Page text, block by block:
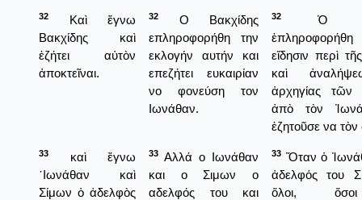
32
Καὶ ἔγνω
Βακχίδης καὶ
ἐζήτει αὐτὸν
ἀποκτεῖναι.
32
Ο Βακχίδης
επληροφορήθη την
εκλογήν αυτήν και
επεζήτει ευκαιρίαν
νο φονεύση τον
Ιωνάθαν.
32
Ὁ
εἴδησιν περὶ
καὶ
ἀρχηγίας τῶν
ἀπὸ τὸν
ἐζητοῦσε να
33
καὶ ἔγνω
᾿Ιωνάθαν καὶ
Σίμων ὁ ἀδελφὸς
33 Αλλά ο Ιωνάθαν
και ο Σιμων ο
αδελφός του και
33 Ὅταν ὁ
ἀδελφός του
ὅλοι,